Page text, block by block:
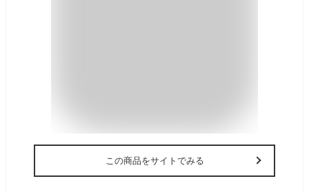
この商品をサイトでみる